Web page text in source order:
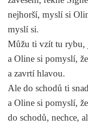
nejhorší, myslí si
myslí si.
Můžu ti vzít tu rybu,
a Oline si pomyslí,
a zavrtí hlavou.
Ale do schodů ti
a Oline si pomyslí,
do schodů, nechce,